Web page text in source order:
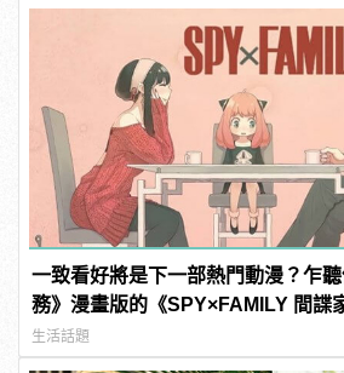
一致看好將是下一部熱門動漫？乍
務》漫畫版的《SPY×FAMILY 間諜
生活話題